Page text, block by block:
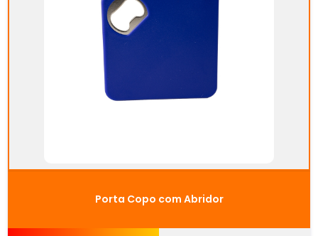
Porta Copo com Abridor